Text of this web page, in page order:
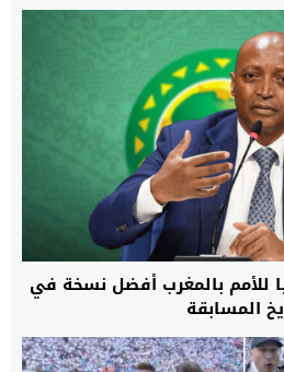
للأمم بالمغرب أفضل نسخة في
المسابقة